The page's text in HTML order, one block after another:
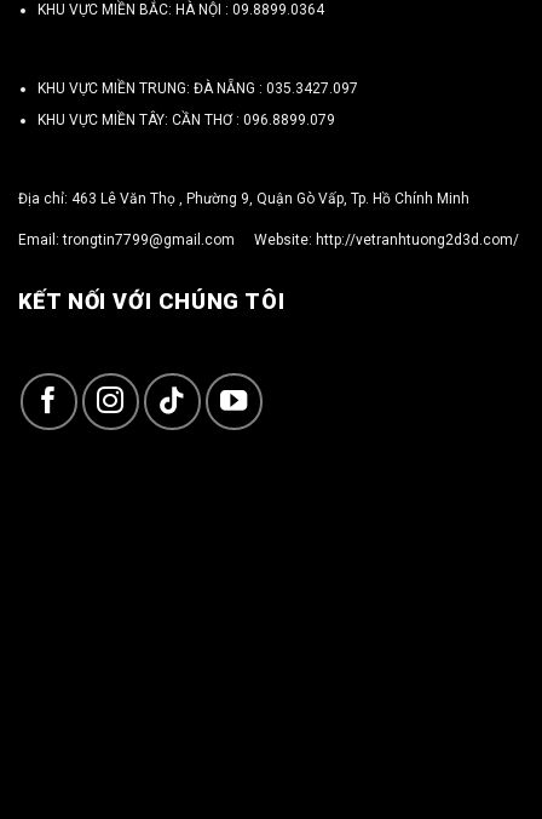
KHU VỰC MIỀN BẮC: HÀ NỘI : 09.8899.0364
KHU VỰC MIỀN TRUNG: ĐÀ NẴNG : 035.3427.097
KHU VỰC MIỀN TÂY: CẦN THƠ : 096.8899.079
Địa chỉ: 463 Lê Văn Thọ , Phường 9, Quận Gò Vấp, Tp. Hồ Chính Minh
Email:trongtin7799@gmail.com Website: http://vetranhtuong2d3d.com/
KẾT NỐI VỚI CHÚNG TÔI